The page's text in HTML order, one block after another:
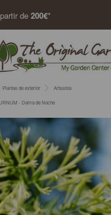
de 200€*
Plantas de exterior Arbustos
- Dama de Noche